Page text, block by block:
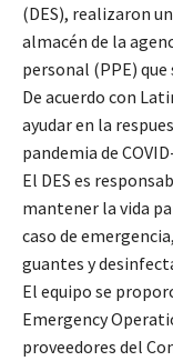
(DES), realizaron
almacén de la
personal (PPE) que
De acuerdo con
ayudar en la
pandemia de
El DES es
mantener la vida
caso de
guantes y
El equipo se
Emergency
proveedores del